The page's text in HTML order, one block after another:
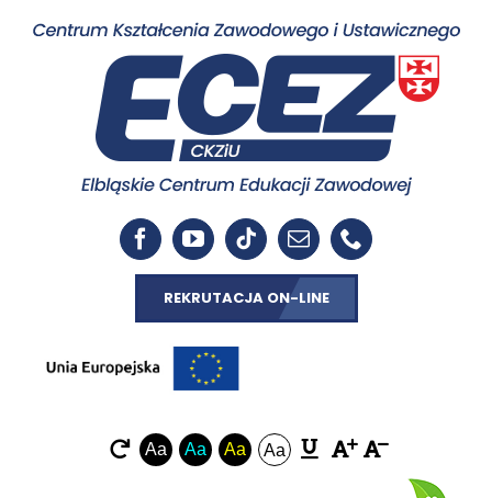
REKRUTACJA ON-LINE
Aa Aa Aa Aa